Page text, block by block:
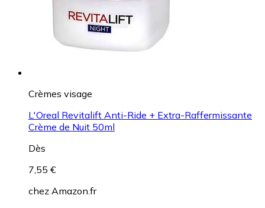
Crèmes visage
L'Oreal Revitalift Anti-Ride + Extra-Raffermissante
Crème de Nuit 50ml
Dès
7,55 €
chez Amazon.fr